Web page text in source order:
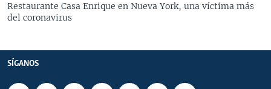
Restaurante Casa Enrique en Nueva York, una víctima más
del coronavirus
SÍGANOS